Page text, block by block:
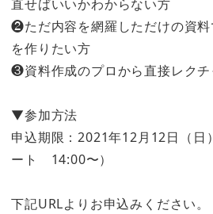
直せばいいかわからない方
❷ただ内容を網羅しただけの資料
を作りたい方
❸資料作成のプロから直接レク
▼参加方法
申込期限：2021年12月12日（日
ート 14:00〜）
下記URLよりお申込みください。